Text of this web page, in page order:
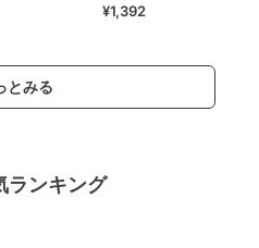
¥1,392
とみる
ランキング